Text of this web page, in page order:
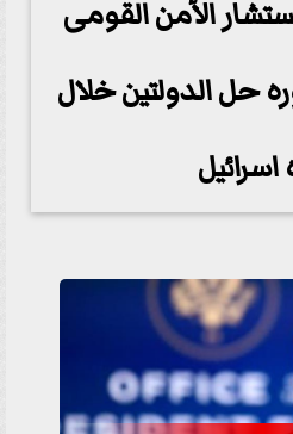
الأمن القومى
حل الدولتين خلال
اسرائيل